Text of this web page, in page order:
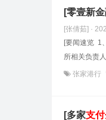
[零壹新
[张倩茹] ·
[要闻速览 1
所相关负责
张家港行
[多家支付